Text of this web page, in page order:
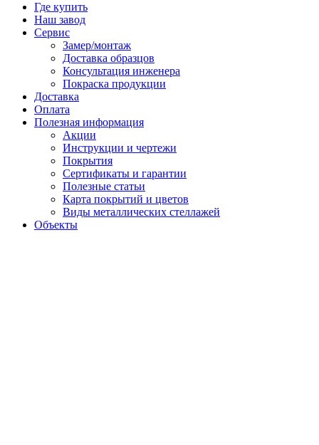
Где купить
Наш завод
Сервис
Замер/монтаж
Доставка образцов
Консультация инженера
Покраска продукции
Доставка
Оплата
Полезная информация
Акции
Инструкции и чертежи
Покрытия
Сертификаты и гарантии
Полезные статьи
Карта покрытий и цветов
Виды металлических стеллажей
Объекты